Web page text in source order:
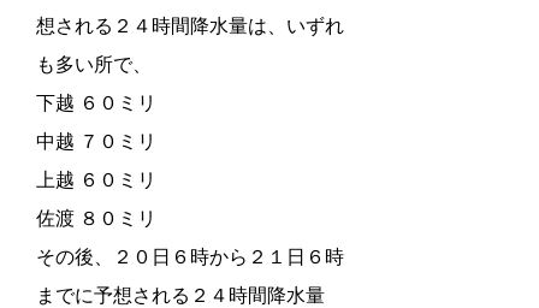
想される２４時間降水量は、いずれ
も多い所で、
下越 ６０ミリ
中越 ７０ミリ
上越 ６０ミリ
佐渡 ８０ミリ
その後、２０日６時から２１日６時
までに予想される２４時間降水量